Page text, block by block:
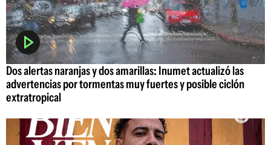
Dos alertas naranjas y dos amarillas: Inumet actualizó las
advertencias por tormentas muy fuertes y posible ciclón
extratropical